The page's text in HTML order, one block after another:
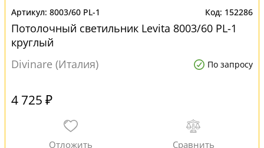
8003/60 PL-1 152286
Потолочный светильник Levita 8003/60 PL-1
круглый
Divinare (Италия)
По запросу
4 725 ₽